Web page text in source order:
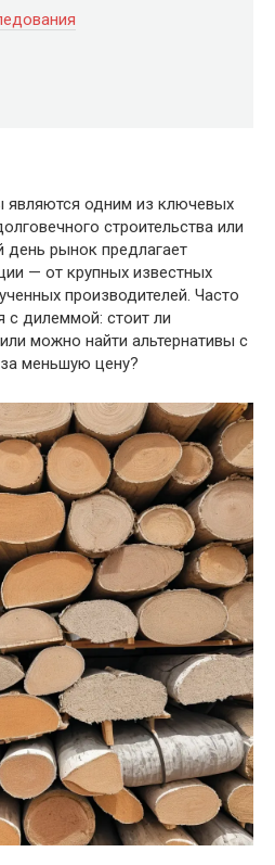
являются одним из ключевых
строительства или
день рынок предлагает
— от крупных известных
производителей. Часто
с дилеммой: стоит ли
можно найти альтернативы с
меньшую цену?